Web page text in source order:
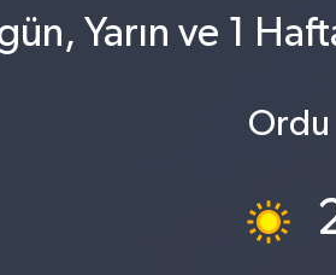
Yarın ve 1
Ordu